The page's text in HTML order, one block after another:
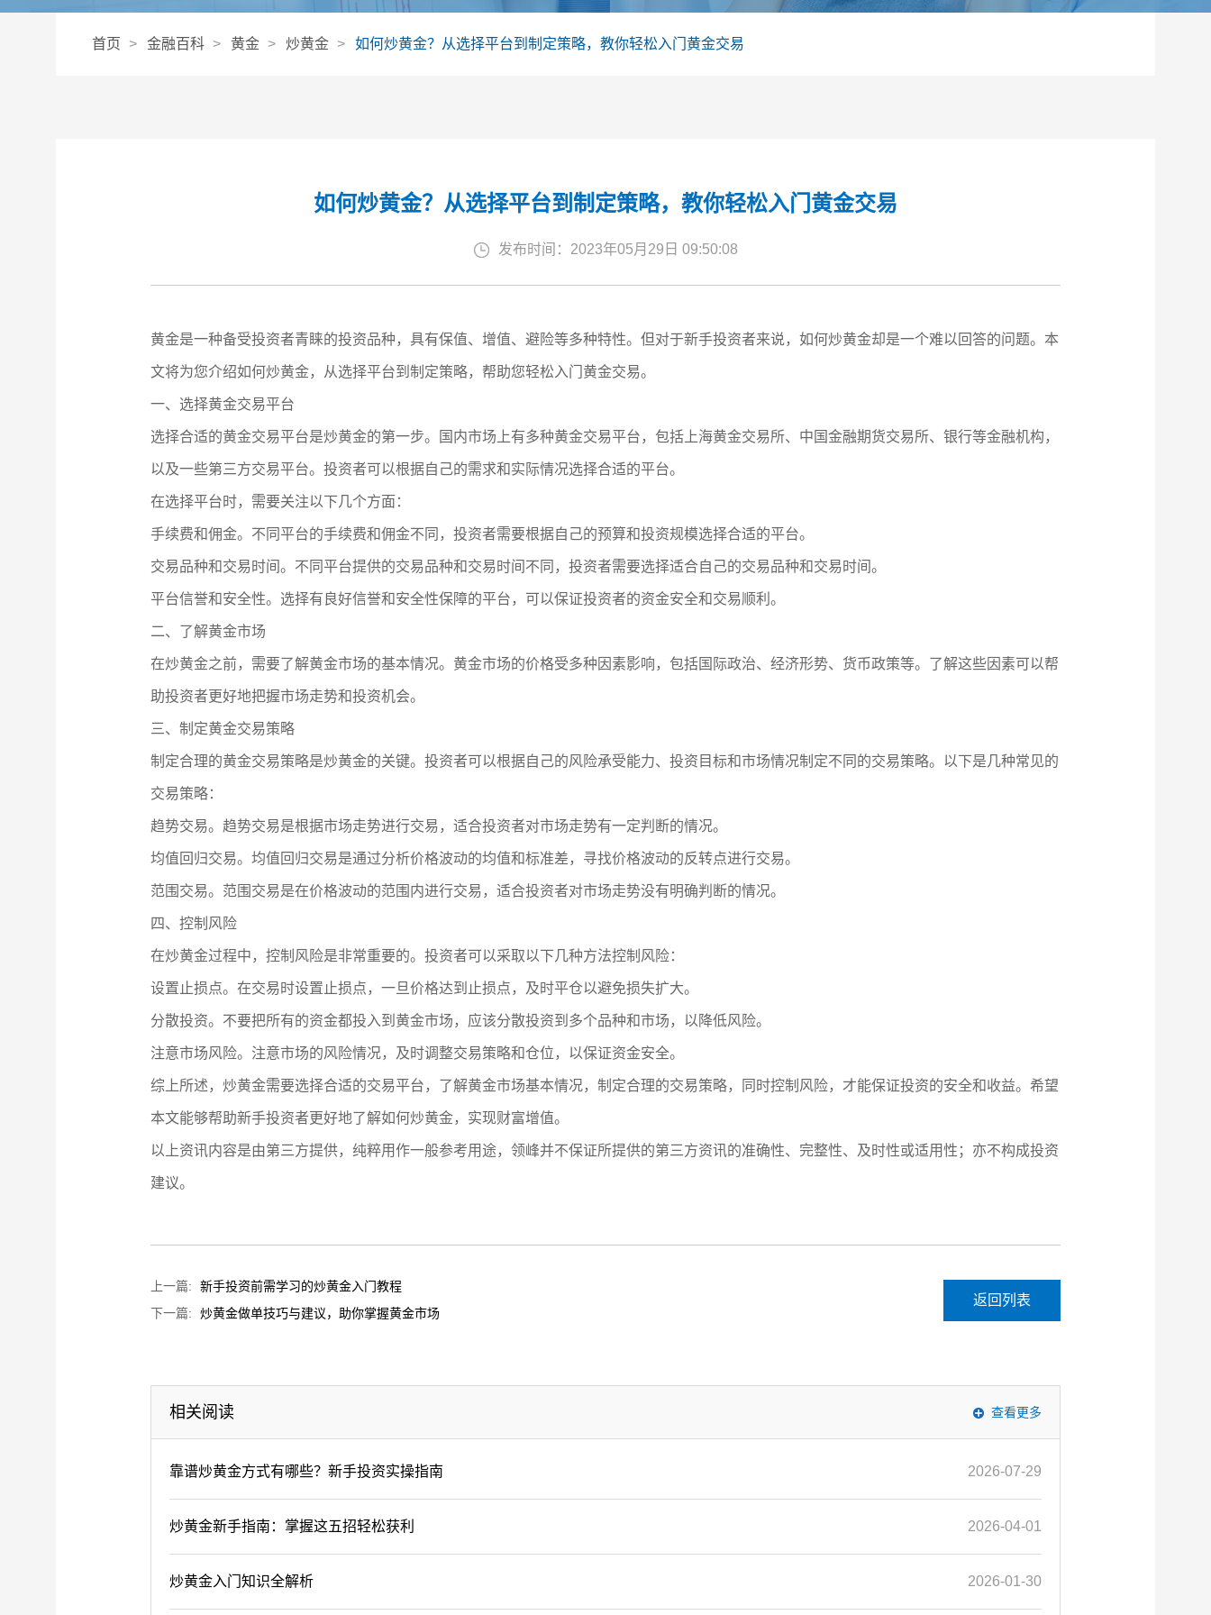
首页 金融百科 黄金 炒黄金 如何炒黄金？从选择平台到制定策略，教你轻松入门黄金交易
如何炒黄金？从选择平台到制定策略，教你轻松入门黄金交易
发布时间：2023年05月29日 09:50:08
黄金是一种备受投资者青睐的投资品种，具有保值、增值、避险等多种特性。但对于新手投资者来说，如何炒黄金却是一个难以回答的问题。本
文将为您介绍如何炒黄金，从选择平台到制定策略，帮助您轻松入门黄金交易。
一、选择黄金交易平台
选择合适的黄金交易平台是炒黄金的第一步。国内市场上有多种黄金交易平台，包括上海黄金交易所、中国金融期货交易所、银行等金融机构，
以及一些第三方交易平台。投资者可以根据自己的需求和实际情况选择合适的平台。
在选择平台时，需要关注以下几个方面：
手续费和佣金。不同平台的手续费和佣金不同，投资者需要根据自己的预算和投资规模选择合适的平台。
交易品种和交易时间。不同平台提供的交易品种和交易时间不同，投资者需要选择适合自己的交易品种和交易时间。
平台信誉和安全性。选择有良好信誉和安全性保障的平台，可以保证投资者的资金安全和交易顺利。
二、了解黄金市场
在炒黄金之前，需要了解黄金市场的基本情况。黄金市场的价格受多种因素影响，包括国际政治、经济形势、货币政策等。了解这些因素可以帮
助投资者更好地把握市场走势和投资机会。
三、制定黄金交易策略
制定合理的黄金交易策略是炒黄金的关键。投资者可以根据自己的风险承受能力、投资目标和市场情况制定不同的交易策略。以下是几种常见的
交易策略：
趋势交易。趋势交易是根据市场走势进行交易，适合投资者对市场走势有一定判断的情况。
均值回归交易。均值回归交易是通过分析价格波动的均值和标准差，寻找价格波动的反转点进行交易。
范围交易。范围交易是在价格波动的范围内进行交易，适合投资者对市场走势没有明确判断的情况。
四、控制风险
在炒黄金过程中，控制风险是非常重要的。投资者可以采取以下几种方法控制风险：
设置止损点。在交易时设置止损点，一旦价格达到止损点，及时平仓以避免损失扩大。
分散投资。不要把所有的资金都投入到黄金市场，应该分散投资到多个品种和市场，以降低风险。
注意市场风险。注意市场的风险情况，及时调整交易策略和仓位，以保证资金安全。
综上所述，炒黄金需要选择合适的交易平台，了解黄金市场基本情况，制定合理的交易策略，同时控制风险，才能保证投资的安全和收益。希望
本文能够帮助新手投资者更好地了解如何炒黄金，实现财富增值。
以上资讯内容是由第三方提供，纯粹用作一般参考用途，领峰并不保证所提供的第三方资讯的准确性、完整性、及时性或适用性；亦不构成投资
建议。
上一篇:
新手投资前需学习的炒黄金入门教程
下一篇:
炒黄金做单技巧与建议，助你掌握黄金市场
返回列表
相关阅读 查看更多
靠谱炒黄金方式有哪些？新手投资实操指南 2026-07-29
炒黄金新手指南：掌握这五招轻松获利 2026-04-01
炒黄金入门知识全解析 2026-01-30